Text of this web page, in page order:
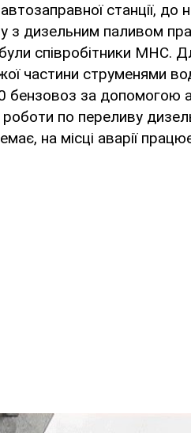
станції,
з дизельним паливом
співробітники МНС.
частини струменями
бензовоз за допомогою
роботи по переливу
на місці аварії